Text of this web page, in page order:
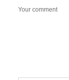
Your comment